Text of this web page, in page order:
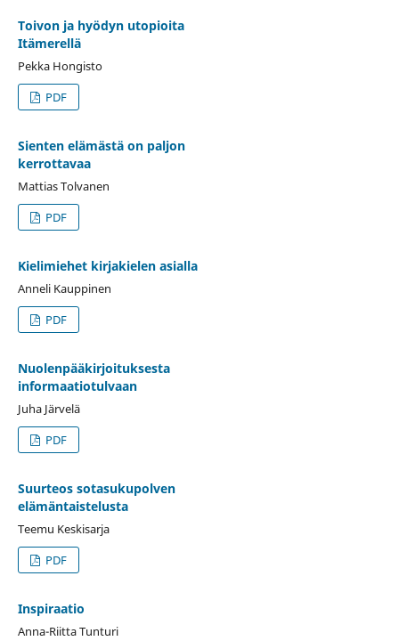
Toivon ja hyödyn utopioita
Itämerellä
Pekka Hongisto
PDF
Sienten elämästä on paljon
kerrottavaa
Mattias Tolvanen
PDF
Kielimiehet kirjakielen asialla
Anneli Kauppinen
PDF
Nuolenpääkirjoituksesta
informaatiotulvaan
Juha Järvelä
PDF
Suurteos sotasukupolven
elämäntaistelusta
Teemu Keskisarja
PDF
Inspiraatio
Anna-Riitta Tunturi